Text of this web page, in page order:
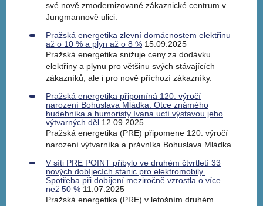
své nově zmodernizované zákaznické centrum v
Jungmannově ulici.
Pražská energetika zlevní domácnostem elektřinu
až o 10 % a plyn až o 8 % 15.09.2025
Pražská energetika snižuje ceny za dodávku
elektřiny a plynu pro většinu svých stávajících
zákazníků, ale i pro nově příchozí zákazníky.
Pražská energetika připomíná 120. výročí
narození Bohuslava Mládka. Otce známého
hudebníka a humoristy Ivana uctí výstavou jeho
výtvarných děl 12.09.2025
Pražská energetika (PRE) připomene 120. výročí
narození výtvarníka a právníka Bohuslava Mládka.
V síti PRE POINT přibylo ve druhém čtvrtletí 33
nových dobíjecích stanic pro elektromobily.
Spotřeba při dobíjení meziročně vzrostla o více
než 50 % 11.07.2025
Pražská energetika (PRE) v letošním druhém